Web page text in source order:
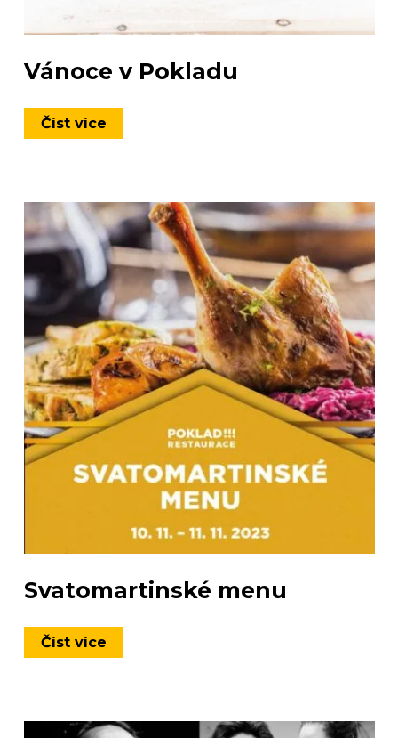
Vánoce v Pokladu
Číst více
Svatomartinské menu
Číst více